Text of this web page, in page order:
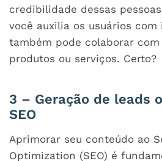
credibilidade dessas
você auxilia os usuários com
também pode colaborar com
produtos ou serviços. Certo?
3 – Geração de leads
SEO
Aprimorar seu conteúdo ao
Optimization (SEO) é